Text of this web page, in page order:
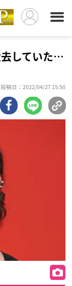
していた…
投稿日：2022/04/27 15:50